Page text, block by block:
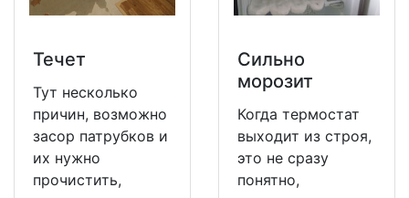
Течет
Тут несколько
причин, возможно
засор патрубков и
их нужно
прочистить,
Сильно
морозит
Когда термостат
выходит из строя,
это не сразу
понятно,